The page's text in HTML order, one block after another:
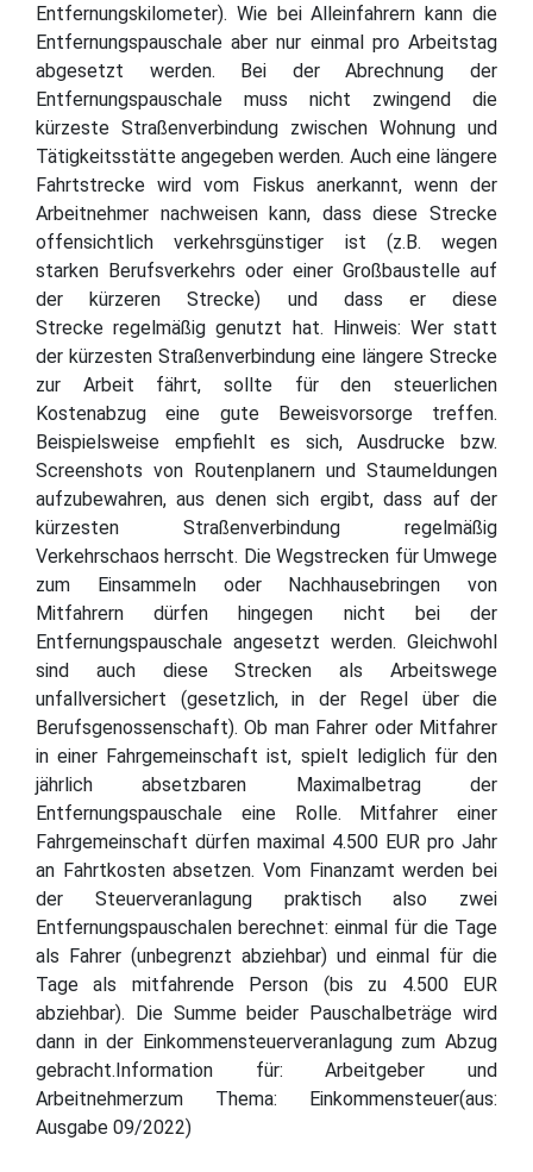
Entfernungskilometer). Wie bei Alleinfahrern kann die
Entfernungspauschale aber nur einmal pro Arbeitstag
abgesetzt werden. Bei der Abrechnung der
Entfernungspauschale muss nicht zwingend die
kürzeste Straßenverbindung zwischen Wohnung und
Tätigkeitsstätte angegeben werden. Auch eine längere
Fahrtstrecke wird vom Fiskus anerkannt, wenn der
Arbeitnehmer nachweisen kann, dass diese Strecke
offensichtlich verkehrsgünstiger ist (z.B. wegen
starken Berufsverkehrs oder einer Großbaustelle auf
der kürzeren Strecke) und dass er diese
Strecke regelmäßig genutzt hat. Hinweis: Wer statt
der kürzesten Straßenverbindung eine längere Strecke
zur Arbeit fährt, sollte für den steuerlichen
Kostenabzug eine gute Beweisvorsorge treffen.
Beispielsweise empfiehlt es sich, Ausdrucke bzw.
Screenshots von Routenplanern und Staumeldungen
aufzubewahren, aus denen sich ergibt, dass auf der
kürzesten Straßenverbindung regelmäßig
Verkehrschaos herrscht. Die Wegstrecken für Umwege
zum Einsammeln oder Nachhausebringen von
Mitfahrern dürfen hingegen nicht bei der
Entfernungspauschale angesetzt werden. Gleichwohl
sind auch diese Strecken als Arbeitswege
unfallversichert (gesetzlich, in der Regel über die
Berufsgenossenschaft). Ob man Fahrer oder Mitfahrer
in einer Fahrgemeinschaft ist, spielt lediglich für den
jährlich absetzbaren Maximalbetrag der
Entfernungspauschale eine Rolle. Mitfahrer einer
Fahrgemeinschaft dürfen maximal 4.500 EUR pro Jahr
an Fahrtkosten absetzen. Vom Finanzamt werden bei
der Steuerveranlagung praktisch also zwei
Entfernungspauschalen berechnet: einmal für die Tage
als Fahrer (unbegrenzt abziehbar) und einmal für die
Tage als mitfahrende Person (bis zu 4.500 EUR
abziehbar). Die Summe beider Pauschalbeträge wird
dann in der Einkommensteuerveranlagung zum Abzug
gebracht.Information für: Arbeitgeber und
Arbeitnehmerzum Thema: Einkommensteuer(aus:
Ausgabe 09/2022)